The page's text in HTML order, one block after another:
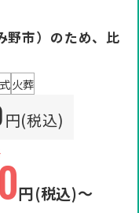
野市）のため、比
火葬
円(税込)
円(税込)〜